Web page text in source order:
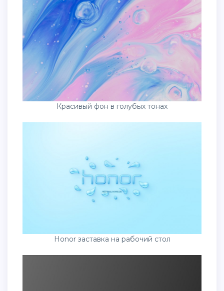
Красивый фон в голубых тонах
Honor заставка на рабочий стол